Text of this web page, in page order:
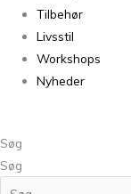
Tilbehør
Livsstil
Workshops
Nyheder
Søg
Søg